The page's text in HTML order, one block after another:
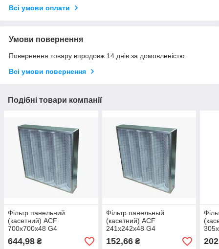
Всі умови оплати
Умови повернення
Повернення товару впродовж 14 днів за домовленістю
Всі умови повернення
Подібні товари компанії
Фільтр панельний
(касетний) ACF
700x700x48 G4
644,98 ₴
Фільтр панельный
(касетний) ACF
241x242x48 G4
152,66₴